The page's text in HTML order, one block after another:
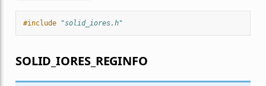
#include "solid_iores.h"
SOLID_IORES_REGINFO